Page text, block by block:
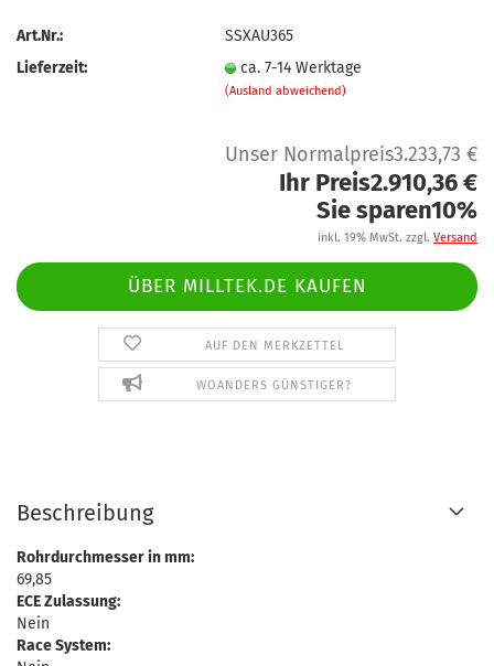
Art.Nr.:
SSXAU365
Lieferzeit:
ca. 7-14 Werktage
(Ausland abweichend)
Unser Normalpreis3.233,73 €
Ihr Preis2.910,36 €
Sie sparen10%
inkl. 19% MwSt. zzgl. Versand
ÜBER MILLTEK.DE KAUFEN
AUF DEN MERKZETTEL
WOANDERS GÜNSTIGER?
Beschreibung
Rohrdurchmesser in mm:
69,85
ECE Zulassung:
Nein
Race System: